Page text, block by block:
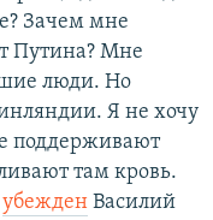
Зачем мне
Путина? Мне
люди. Но
Я не хочу
поддерживают
там кровь.
убежден Василий